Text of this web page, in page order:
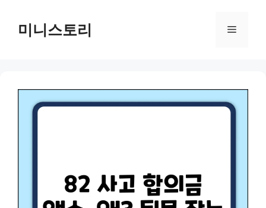
content미니스토리 Menu